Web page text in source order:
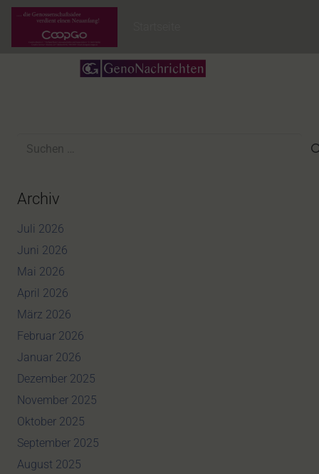
Suchen
Archiv
Juli 2026
Juni 2026
Mai 2026
April 2026
März 2026
Februar 2026
Januar 2026
Dezember 2025
November 2025
Oktober 2025
September 2025
August 2025